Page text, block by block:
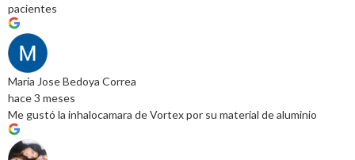
pacientes
Maria Jose Bedoya Correa
hace 3 meses
Me gustó la inhalocamara de Vortex por su material de aluminio